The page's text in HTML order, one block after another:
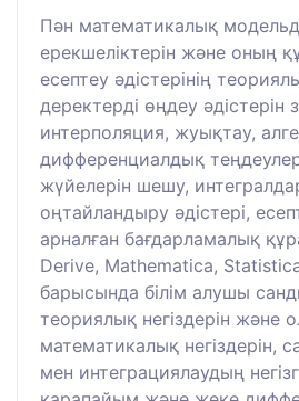
Пән математикалық
ерекшеліктерін және оның
есептеу әдістерінің
деректерді өңдеу әдістерін
интерполяция, жуықтау,
дифференциалдық
жүйелерін шешу,
оңтайландыру әдістері,
арналған бағдарламалық
Derive, Mathematica,
барысында білім алушы
теориялық негіздерін және
математикалық негіздерін,
мен интеграциялаудың